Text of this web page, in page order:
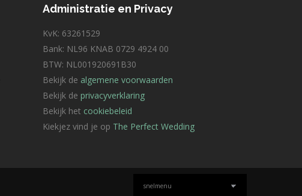
Administratie en Privacy
KvK: 63261529
Bank: NL96 KNAB 0729 4924 00
BTW: NL001920691B30
Bekijk de algemene voorwaarden
Bekijk de privacyverklaring
Bekijk het cookiebeleid
Kiekjez vind je op The Perfect Wedding